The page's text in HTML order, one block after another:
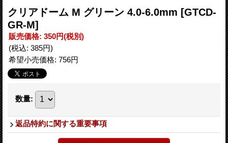
クリアドーム M グリーン 4.0-6.0mm [GTCD-
GR-M]
販売価格: 350円(税別)
(税込: 385円)
希望小売価格: 756円
数量:
返品特約に関する重要事項